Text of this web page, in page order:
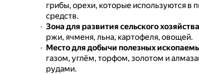
грибы, орехи, которые используются в
средств.
Зона для развития сельского хозяйства
ржи, ячменя, льна, картофеля, овощей.
Место для добычи полезных
газом, углём, торфом, золотом и
рудами.